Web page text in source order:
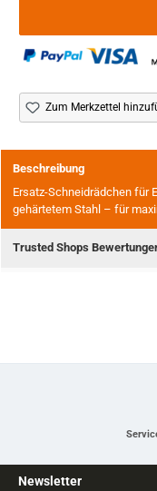
Zum Merkzettel
Beschreibung
Ersatz-Schneidrädchen für
gehärtetem Stahl – für
Trusted Shops
Newsletter